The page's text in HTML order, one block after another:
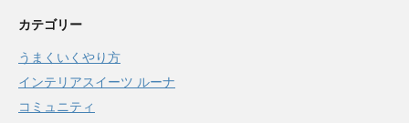
カテゴリー
うまくいくやり方
インテリアスイーツ ルーナ
コミュニティ